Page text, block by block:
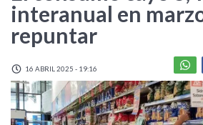
interanual en
repuntar
16 ABRIL 2025 - 19:16